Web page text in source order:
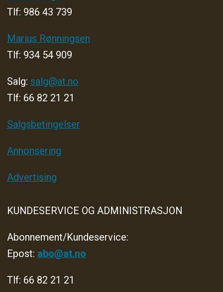
Tlf: 986 43 739
Marius Rønningsen
Tlf: 934 54 909
Salg: salg@at.no
Tlf: 66 82 21 21
Salgsbetingelser
Annonsering
Advertising
KUNDESERVICE OG ADMINISTRASJON
Abonnement/Kundeservice:
Epost: abo@at.no
Tlf: 66 82 21 21